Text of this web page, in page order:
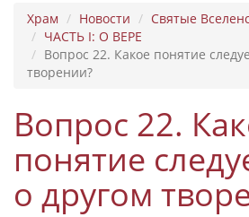
Храм Новости
Святые
ЧАСТЬ I: О ВЕРЕ
Вопрос 22. Какое понятие
творении?
Вопрос 22.
понятие
о другом